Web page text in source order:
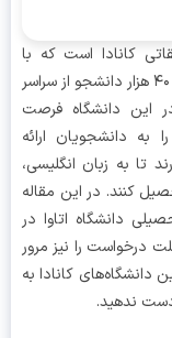
است که با
دانشکده‌های مختلف، میزبان حدود ۴۰ هزار دانشجو از سراسر
دانشگاه فرصت
ارائه
زبان انگلیسی،
در این مقاله
اتاوا در
را نیز مرور
کانادا به